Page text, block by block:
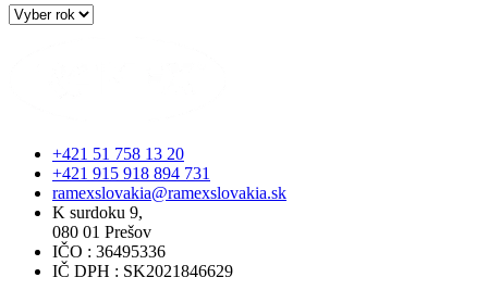
+421 51 758 13 20
+421 915 918 894 731
ramexslovakia@ramexslovakia.sk
K surdoku 9,
080 01 Prešov
IČO : 36495336
IČ DPH : SK2021846629